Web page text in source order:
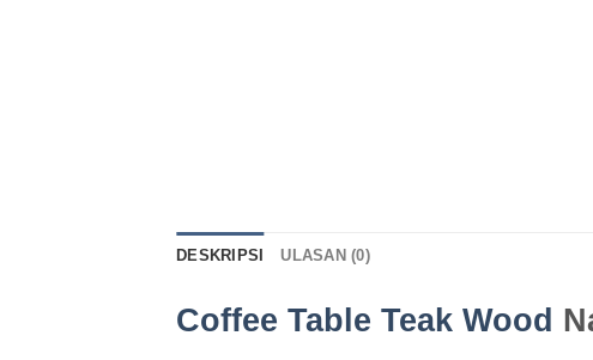
DESKRIPSI ULASAN (0)
Coffee Table Teak Wood